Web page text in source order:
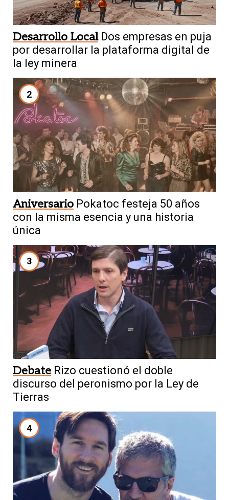
Desarrollo Local Dos empresas en puja
por desarrollar la plataforma digital de
la ley minera
2
Aniversario Pokatoc festeja 50 años
con la misma esencia y una historia
única
3
Debate Rizo cuestionó el doble
discurso del peronismo por la Ley de
Tierras
4